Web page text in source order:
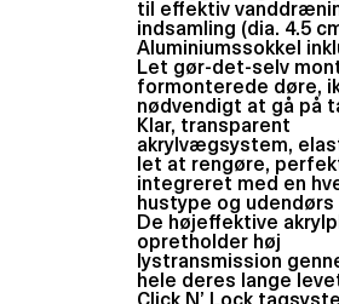
til effektiv
indsamling (dia. 4.5
Aluminiumssokkel
Let gør-det-selv
formonterede døre,
nødvendigt at gå på
Klar, transparent
akrylvægsystem,
let at rengøre,
integreret med en
hustype og udendørs
De højeffektive
opretholder høj
lystransmission
hele deres lange